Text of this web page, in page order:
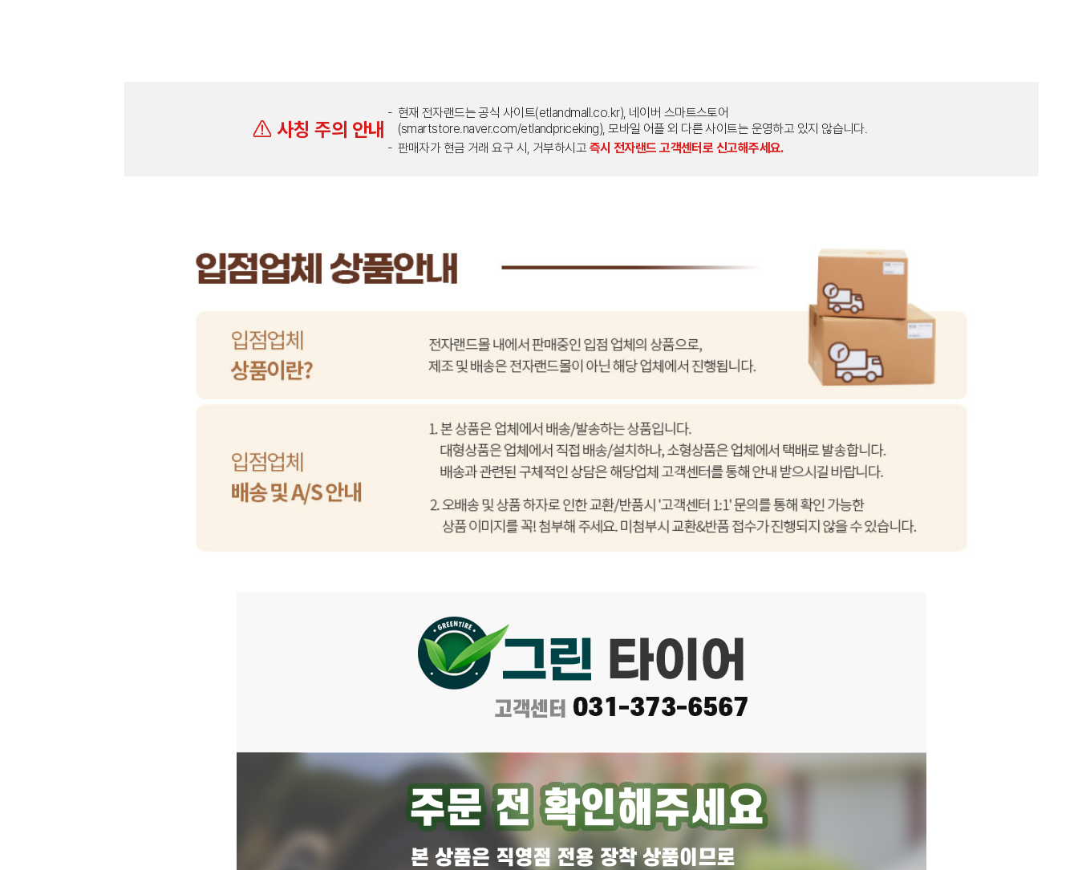
사칭 주의 안내
현재 전자랜드는 공식 사이트(etlandmall.co.kr), 네이버 스마트스토어
(smartstore.naver.com/etlandpriceking), 모바일 어플 외 다른 사이트는 운영하고 있지 않습니다.
판매자가 현금 거래 요구 시, 거부하시고 즉시 전자랜드 고객센터로 신고해주세요.